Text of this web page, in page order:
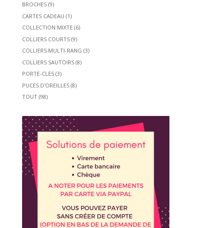
BROCHES (9)
CARTES CADEAU (1)
COLLECTION MIXTE (6)
COLLIERS COURTS (9)
COLLIERS MULTI-RANG (3)
COLLIERS SAUTOIRS (8)
PORTE-CLES (3)
PUCES D'OREILLES (8)
TOUT (98)